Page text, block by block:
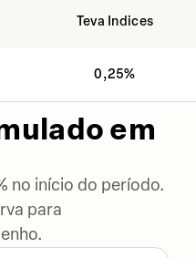
Teva Indices
0,25%
em
no início do período.
para